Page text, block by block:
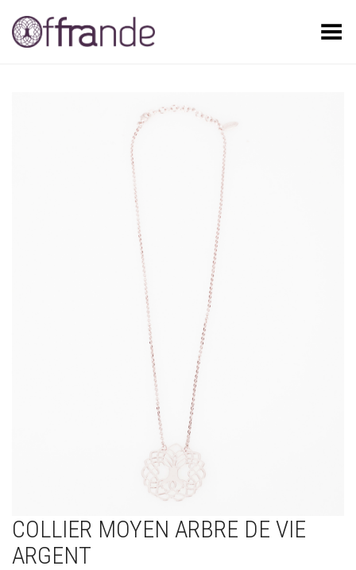
Toggle Menu
COLLIER MOYEN ARBRE DE VIE
ARGENT